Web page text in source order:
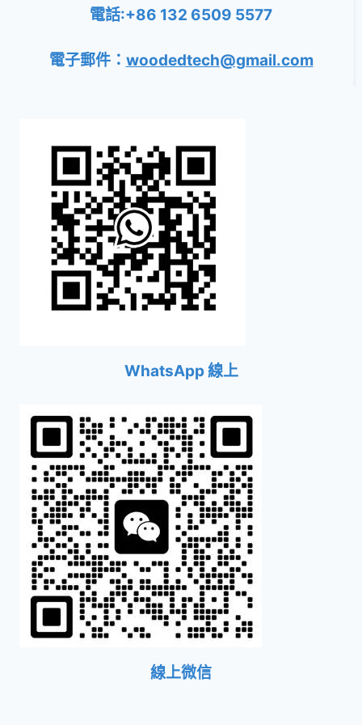
電話:+86 132 6509 5577
電子郵件： woodedtech@gmail.com
WhatsApp 線上
線上微信